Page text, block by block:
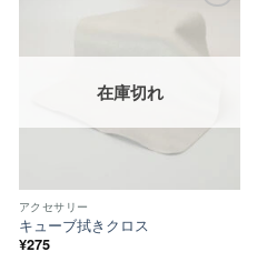
在庫切れ
アクセサリー
キューブ拭きクロス
¥275